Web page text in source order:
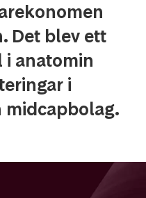
Det blev ett
i anatomin
i
midcapbolag.